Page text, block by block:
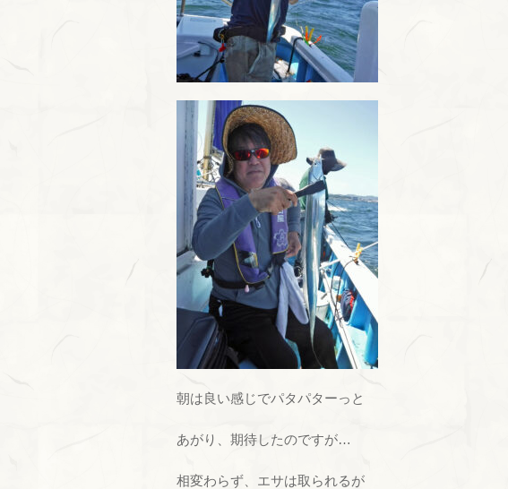
朝は良い感じでパタパターっと
あがり、期待したのですが…
相変わらず、エサは取られるが